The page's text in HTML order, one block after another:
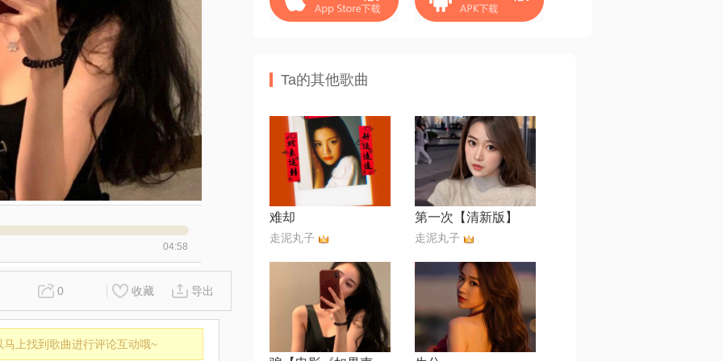
04:58
0 收藏 导出
马上找到歌曲进行评论互动哦~
Ta的其他歌曲
难却
走泥丸子
第一次【清新版】
走泥丸子